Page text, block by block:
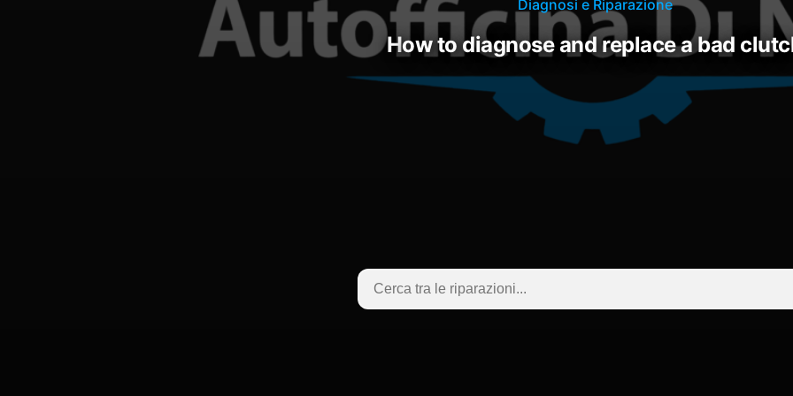
Diagnosi e Riparazione
how to diagnose and replace a bad